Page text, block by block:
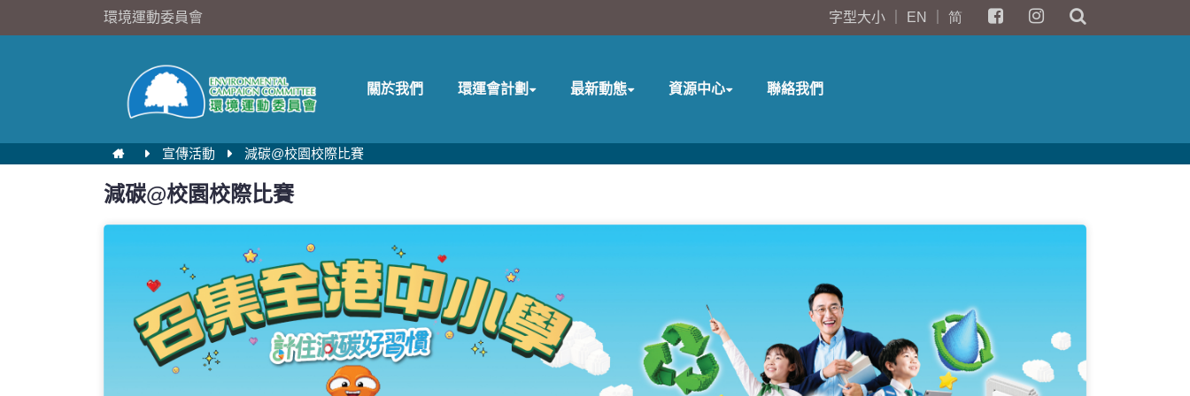
環境運動委員會 字型大小 EN 简
關於我們 環運會計劃 最新動態 資源中心 聯絡我們
宣傳活動 減碳@校園校際比賽
減碳@校園校際比賽